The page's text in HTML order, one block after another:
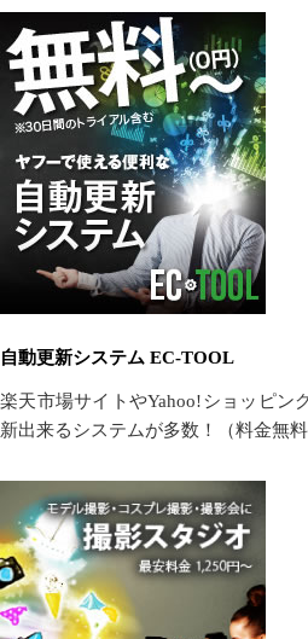
自動更新システム EC-TOOL
楽天市場サイトやYahoo!ショッピン
新出来るシステムが多数！（料金無料